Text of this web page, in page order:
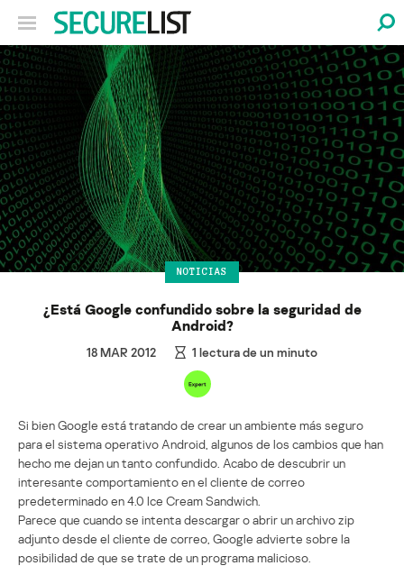
NOTICIAS
¿Está Google confundido sobre la seguridad de
Android?
18 MAR 2012 1 lectura de un minuto
Si bien Google está tratando de crear un ambiente más seguro
para el sistema operativo Android, algunos de los cambios que han
hecho me dejan un tanto confundido. Acabo de descubrir un
interesante comportamiento en el cliente de correo
predeterminado en 4.0 Ice Cream Sandwich.
Parece que cuando se intenta descargar o abrir un archivo zip
adjunto desde el cliente de correo, Google advierte sobre la
posibilidad de que se trate de un programa malicioso.